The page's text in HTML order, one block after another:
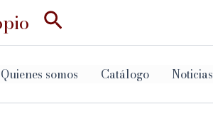
Buscar
Quienes somos Catálogo Noticias